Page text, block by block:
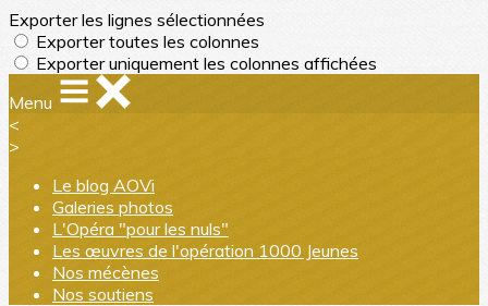
Exporter les lignes sélectionnées
Exporter toutes les colonnes
Exporter uniquement les colonnes affichées
Menu
<
>
Le blog AOVi
Galeries photos
L'Opéra "pour les nuls"
Les œuvres de l'opération 1000 Jeunes
Nos mécènes
Nos soutiens